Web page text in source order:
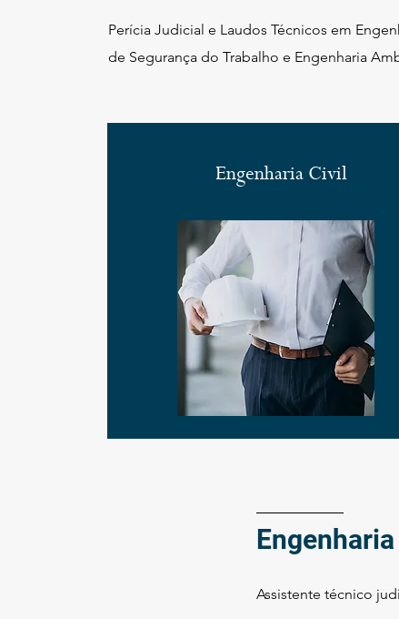
Perícia Judicial e Laudos Técnicos em
de Segurança do Trabalho e Engenharia
Engenharia Civil
Engenharia
Assistente técnico